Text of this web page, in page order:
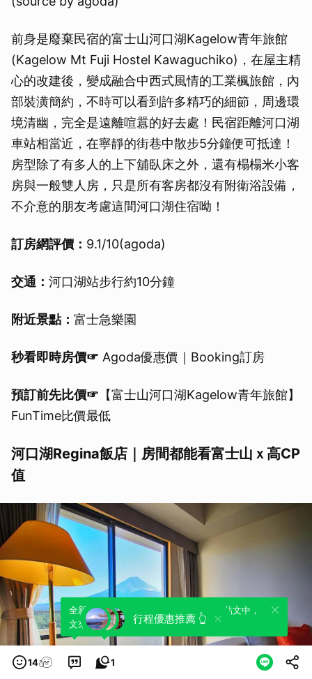
前身是廢棄民宿的富士山河口湖Kagelow青年旅館
(Kagelow Mt Fuji Hostel Kawaguchiko)，在屋主精
心的改建後，變成融合中西式風情的工業楓旅館，內
部裝潢簡約，不時可以看到許多精巧的細節，周邊環
境清幽，完全是遠離喧囂的好去處！民宿距離河口湖
車站相當近，在寧靜的街巷中散步5分鐘便可抵達！
房型除了有多人的上下舖臥床之外，還有榻榻米小客
房與一般雙人房，只是所有客房都沒有附衛浴設備，
不介意的朋友考慮這間河口湖住宿呦！
訂房網評價： 9.1/10(agoda)
交通： 河口湖站步行約10分鐘
附近景點： 富士急樂園
秒看即時房價☞ Agoda優惠價｜Booking訂房
預訂前先比價☞ 【富士山河口湖Kagelow青年旅館】
FunTime比價最低
河口湖Regina飯店｜房間都能看富士山ｘ高CP
值
行程優惠推薦 👆
14
全新體驗！一鍵引用此內容，透過發布貼
文來輕鬆表達個人立場。
1
可以轉發或引用此內容至自己的貼文中，
來發表您的評論或觀點。